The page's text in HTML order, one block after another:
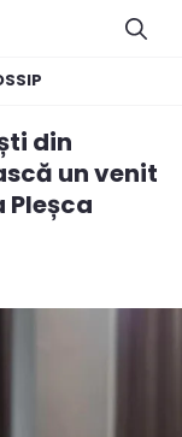
din
un venit
Pleșca